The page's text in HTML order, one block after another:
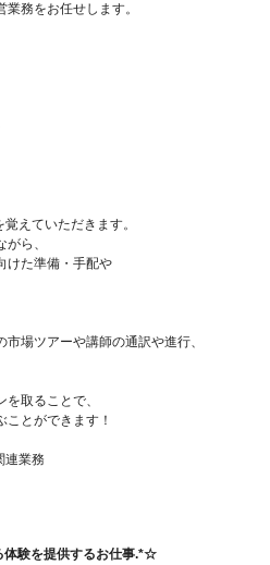
務をお任せします。
えていただきます。
ら、
けた準備・手配や
場ツアーや講師の通訳や進行、
取ることで、
とができます！
連業務
体験を提供するお仕事.*☆